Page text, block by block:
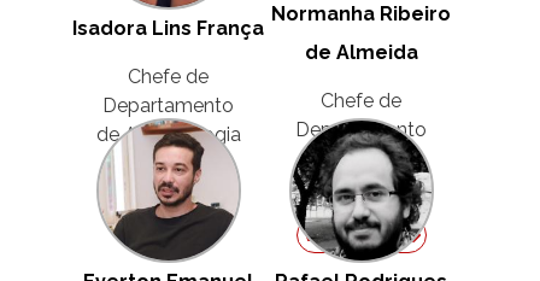
Isadora Lins França
Chefe de
Departamento
de Antropologia
Ver Perfil
Normanha Ribeiro
de Almeida
Chefe de
Departamento
de Ciência
Política
Ver Perfil